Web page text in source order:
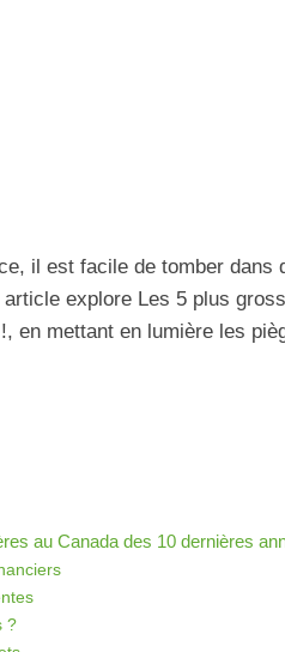
il est facile de tomber dans
explore Les 5 plus
en mettant en lumière les
au Canada des 10 dernières
?